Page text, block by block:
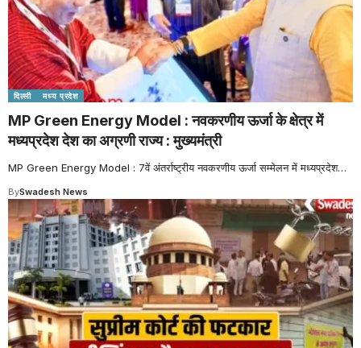
दिल्ली मध्य प्रदेश
MP Green Energy Model : नवकरणीय ऊर्जा के क्षेत्र में
मध्यप्रदेश देश का अग्रणी राज्य : मुख्यमंत्री
MP Green Energy Model : 7वें अंतर्राष्ट्रीय नवकरणीय ऊर्जा सम्मेलन में मध्यप्रदेश…
BySwadesh News